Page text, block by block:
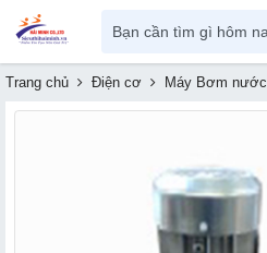
Trang chủ Điện cơ Máy Bơm nước